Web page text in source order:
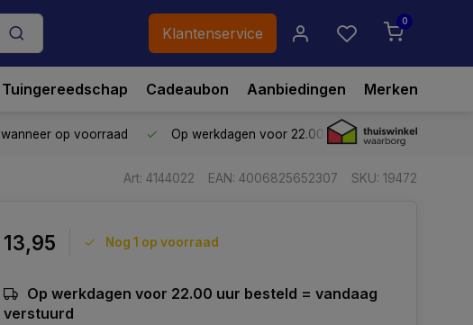
Klantenservice
0
Tuingereedschap Cadeaubon Aanbiedingen Merken
, wanneer op voorraad Op werkdagen voor 22.00 uur besteld,vandaag
Art: 4144022 EAN: 4006825652307 SKU: 19472
13,95 Nog 1 op voorraad
Op werkdagen voor 22.00 uur besteld = vandaag
verstuurd